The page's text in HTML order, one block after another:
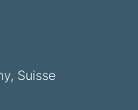
Suisse